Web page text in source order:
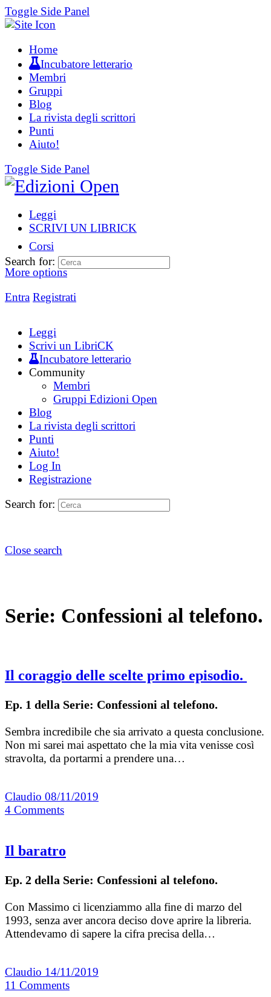
Toggle Side Panel
Home
Incubatore letterario
Membri
Gruppi
Blog
La rivista degli scrittori
Punti
Aiuto!
Toggle Side Panel
Leggi
SCRIVI UN LIBRICK
Corsi
More options
Entra Registrati
Search for:
Leggi
Scrivi un LibriCK
Incubatore letterario
Community
Membri
Gruppi Edizioni Open
Blog
La rivista degli scrittori
Punti
Aiuto!
Log In
Registrazione
Search for:
Close search
Serie: Confessioni al telefono.
Il coraggio delle scelte primo episodio.
Ep. 1 della Serie: Confessioni al telefono.
Sembra incredibile che sia arrivato a questa conclusione.
Non mi sarei mai aspettato che la mia vita venisse così
stravolta, da portarmi a prendere una…
Claudio 08/11/2019
4 Comments
Il baratro
Ep. 2 della Serie: Confessioni al telefono.
Con Massimo ci licenziammo alla fine di marzo del
1993, senza aver ancora deciso dove aprire la libreria.
Attendevamo di sapere la cifra precisa della…
Claudio 14/11/2019
11 Comments